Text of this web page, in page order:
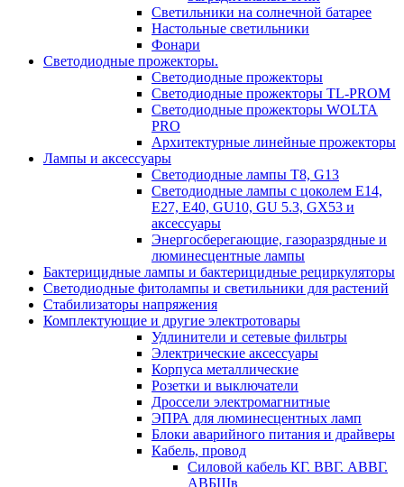
Светильники на солнечной батарее
Настольные светильники
Фонари
Светодиодные прожекторы.
Светодиодные прожекторы
Светодиодные прожекторы TL-PROM
Светодиодные прожекторы WOLTA
PRO
Архитектурные линейные прожекторы
Лампы и аксессуары
Светодиодные лампы Т8, G13
Светодиодные лампы с цоколем Е14,
Е27, E40, GU10, GU 5.3, GX53 и
аксессуары
Энергосберегающие, газоразрядные и
люминесцентные лампы
Бактерицидные лампы и бактерицидные рециркуляторы
Светодиодные фитолампы и светильники для растений
Стабилизаторы напряжения
Комплектующие и другие электротовары
Удлинители и сетевые фильтры
Электрические аксессуары
Корпуса металлические
Розетки и выключатели
Дроссели электромагнитные
ЭПРА для люминесцентных ламп
Блоки аварийного питания и драйверы
Кабель, провод
Силовой кабель КГ. ВВГ. АВВГ.
АВБШв